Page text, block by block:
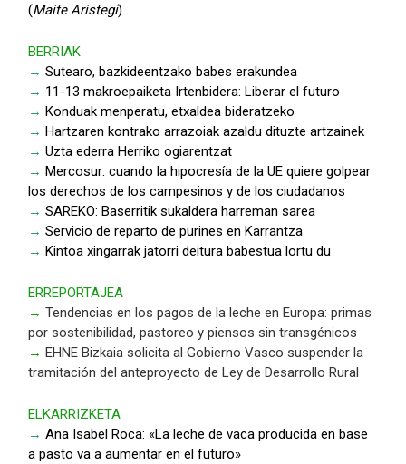
(Maite Aristegi)
BERRIAK
→ Sutearo, bazkideentzako babes erakundea
→ 11-13 makroepaiketa Irtenbidera: Liberar el futuro
→ Konduak menperatu, etxaldea bideratzeko
→ Hartzaren kontrako arrazoiak azaldu dituzte artzainek
→ Uzta ederra Herriko ogiarentzat
→ Mercosur: cuando la hipocresía de la UE quiere golpear
los derechos de los campesinos y de los ciudadanos
→ SAREKO: Baserritik sukaldera harreman sarea
→ Servicio de reparto de purines en Karrantza
→ Kintoa xingarrak jatorri deitura babestua lortu du
ERREPORTAJEA
→ Tendencias en los pagos de la leche en Europa: primas
por sostenibilidad, pastoreo y piensos sin transgénicos
→ EHNE Bizkaia solicita al Gobierno Vasco suspender la
tramitación del anteproyecto de Ley de Desarrollo Rural
ELKARRIZKETA
→ Ana Isabel Roca: «La leche de vaca producida en base
a pasto va a aumentar en el futuro»